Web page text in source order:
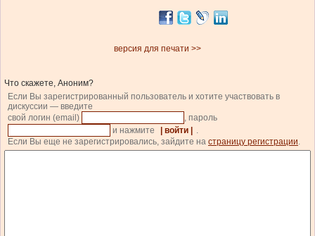
версия для печати >>
Что скажете, Аноним?
Если Вы зарегистрированный пользователь и хотите участвовать в
дискуссии — введите
свой логин (email)
, пароль
и нажмите
| войти |
.
Если Вы еще не зарегистрировались, зайдите на страницу регистрации.